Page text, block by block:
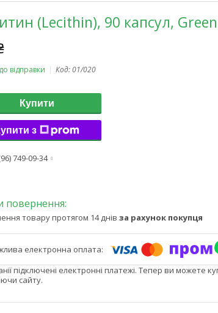
(Lecithin), 90 капсул,
відправки Код:01/020
Купити
з
749-09-34
товару протягом 14 днів за рахунок покупця
підключені електронні платежі. Тепер ви можете
сайту.